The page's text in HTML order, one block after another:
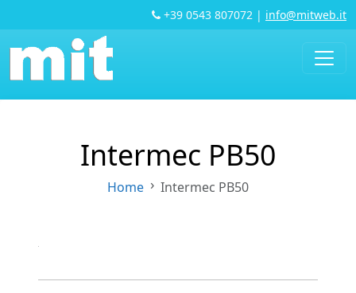
+39 0543 807072 | info@mitweb.it
Intermec PB50
Home Intermec PB50